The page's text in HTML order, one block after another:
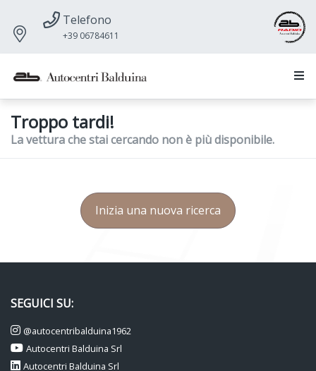
Telefono
+39 06784611
Troppo tardi!
La vettura che stai cercando non è più disponibile.
Inizia una nuova ricerca
SEGUICI SU:
@autocentribalduina1962
Autocentri Balduina Srl
Autocentri Balduina Srl